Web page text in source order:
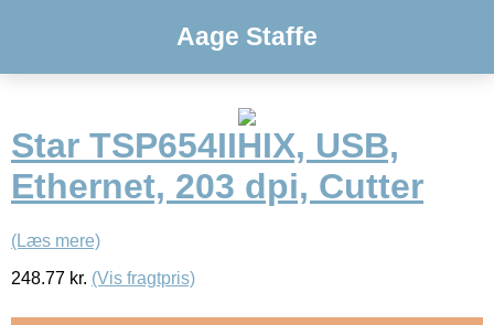
Aage Staffe
Star TSP654IIHIX, USB,
Ethernet, 203 dpi, Cutter
(Læs mere)
248.77 kr. (Vis fragtpris)